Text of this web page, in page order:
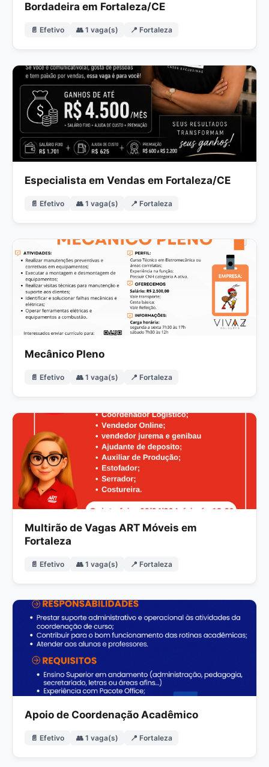
Bordadeira em Fortaleza/CE
📄 Efetivo 👥 1 vaga(s) 📍 Fortaleza
Especialista em Vendas em Fortaleza/CE
📄 Efetivo 👥 1 vaga(s) 📍 Fortaleza
Mecânico Pleno
📄 Efetivo 👥 1 vaga(s) 📍 Fortaleza
Multirão de Vagas ART Móveis em
Fortaleza
📄 Efetivo 👥 1 vaga(s) 📍 Fortaleza
Apoio de Coordenação Acadêmico
📄 Efetivo 👥 1 vaga(s) 📍 Fortaleza